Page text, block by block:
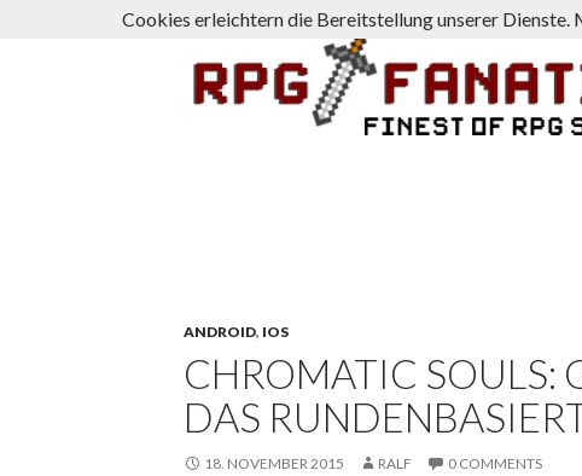
ANDROID, IOS
CHROMATIC SOULS:
DAS
18. NOVEMBER 2015 RALF 0 COMMENTS
Cookies erleichtern die Bereitstellung unserer Dienste.